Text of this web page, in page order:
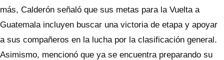
más, Calderón señaló que sus metas para la Vuelta a
Guatemala incluyen buscar una victoria de etapa y apoyar
a sus compañeros en la lucha por la clasificación general.
Asimismo, mencionó que ya se encuentra preparando su